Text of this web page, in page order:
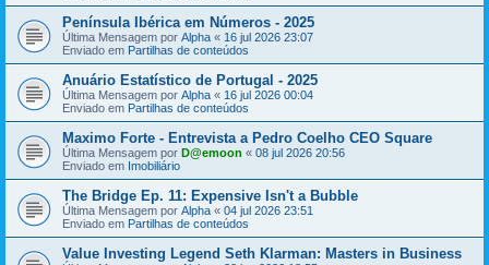
Península Ibérica em Números - 2025
Última Mensagem por Alpha « 16 jul 2026 23:07
Enviado em Partilhas de conteúdos
Anuário Estatístico de Portugal - 2025
Última Mensagem por Alpha « 16 jul 2026 00:04
Enviado em Partilhas de conteúdos
Maximo Forte - Entrevista a Pedro Coelho CEO Square
Última Mensagem por D@emoon « 08 jul 2026 20:56
Enviado em Imobiliário
The Bridge Ep. 11: Expensive Isn't a Bubble
Última Mensagem por Alpha « 04 jul 2026 23:51
Enviado em Partilhas de conteúdos
Value Investing Legend Seth Klarman: Masters in Business